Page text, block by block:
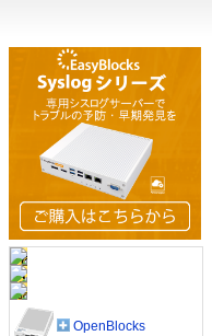
OpenBlocks